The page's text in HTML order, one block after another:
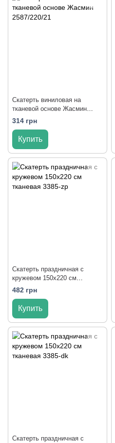
Скатерть виниловая на
тканевой основе Жасмин
2587/220/21
314 грн
Купить
Скатерть праздничная с
кружевом 150x220 см
тканевая 3385-zp
482 грн
Купить
Скатерть праздничная с